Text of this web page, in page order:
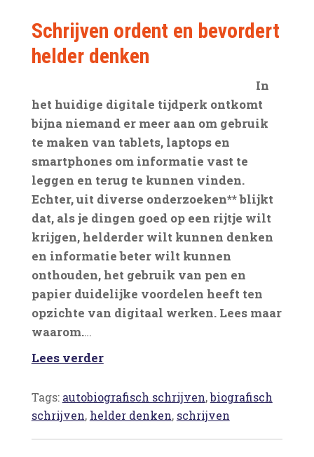
Schrijven ordent en bevordert
helder denken
In
het huidige digitale tijdperk ontkomt
bijna niemand er meer aan om gebruik
te maken van tablets, laptops en
smartphones om informatie vast te
leggen en terug te kunnen vinden.
Echter, uit diverse onderzoeken** blijkt
dat, als je dingen goed op een rijtje wilt
krijgen, helderder wilt kunnen denken
en informatie beter wilt kunnen
onthouden, het gebruik van pen en
papier duidelijke voordelen heeft ten
opzichte van digitaal werken. Lees maar
waarom.…
Lees verder
Tags: autobiografisch schrijven,biografisch
schrijven, helder denken, schrijven